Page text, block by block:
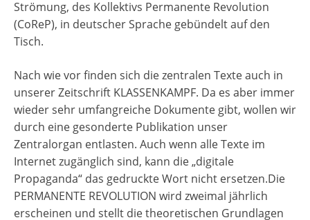
Strömung, des Kollektivs Permanente Revolution
(CoReP), in deutscher Sprache gebündelt auf den
Tisch.
Nach wie vor finden sich die zentralen Texte auch in
unserer Zeitschrift KLASSENKAMPF. Da es aber immer
wieder sehr umfangreiche Dokumente gibt, wollen wir
durch eine gesonderte Publikation unser
Zentralorgan entlasten. Auch wenn alle Texte im
Internet zugänglich sind, kann die „digitale
Propaganda“ das gedruckte Wort nicht ersetzen.Die
PERMANENTE REVOLUTION wird zweimal jährlich
erscheinen und stellt die theoretischen Grundlagen